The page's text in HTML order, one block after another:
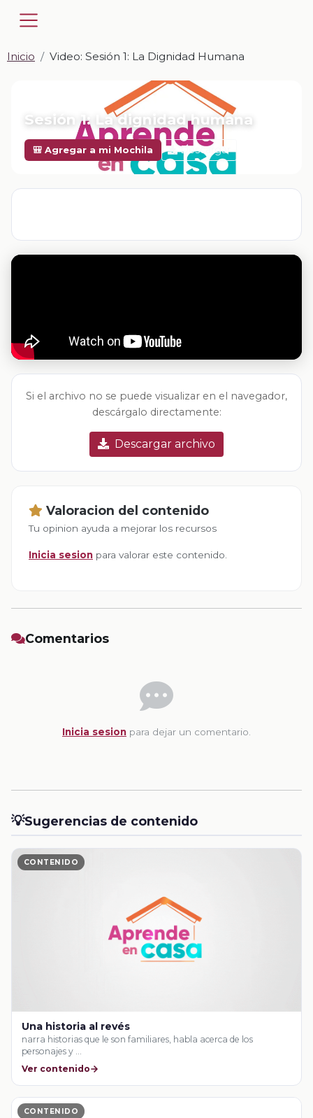
Inicio Video: Sesión 1: La Dignidad Humana
Sesión 1: La dignidad humana
🎒 Agregar a mi Mochila Descargar
Si el archivo no se puede visualizar en el navegador,
descárgalo directamente:
Descargar archivo
Valoracion del contenido
Tu opinion ayuda a mejorar los recursos
Inicia sesion para valorar este contenido.
Comentarios
Inicia sesion para dejar un comentario.
💡Sugerencias de contenido
CONTENIDO
Una historia al revés
narra historias que le son familiares, habla acerca de los
personajes y …
Ver contenido
CONTENIDO